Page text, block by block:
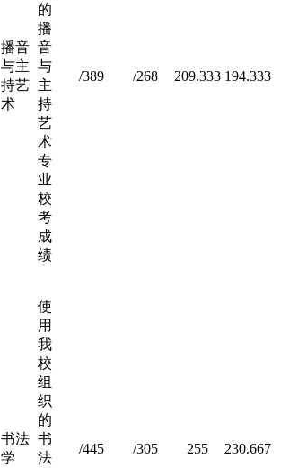
播音
与主
持艺
术
的
播
音
与
主
持
艺
术
专
业
校
考
成
绩
/389 /268 209.333 194.333
书法
学
使
用
我
校
组
织
的
书
法
/445 /305 255 230.667